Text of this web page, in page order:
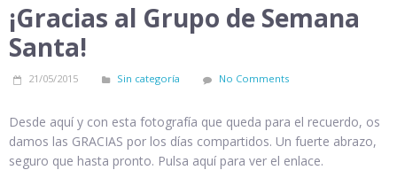
¡Gracias al Grupo de Semana
Santa!
21/05/2015 Sin categoría No Comments
Desde aquí y con esta fotografía que queda para el recuerdo, os
damos las GRACIAS por los días compartidos. Un fuerte abrazo,
seguro que hasta pronto. Pulsa aquí para ver el enlace.